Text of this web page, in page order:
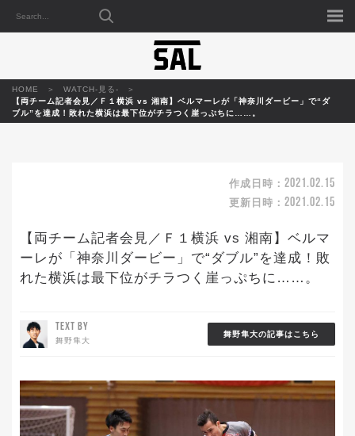
HOME
WATCH-見る-
【両チーム記者会見／Ｆ１横浜 vs 湘南】ベルマーレが「神奈川ダービー」で“ダ
ブル”を達成！敗れた横浜は最下位がチラつく崖っぷちに……。
作成日時： 2021.02.15
更新日時： 2021.02.15
【両チーム記者会見／Ｆ１横浜 vs 湘南】ベルマ
ーレが「神奈川ダービー」で“ダブル”を達成！敗
れた横浜は最下位がチラつく崖っぷちに……。
TEXT BY
舞野隼大
舞野隼大の記事はこちら